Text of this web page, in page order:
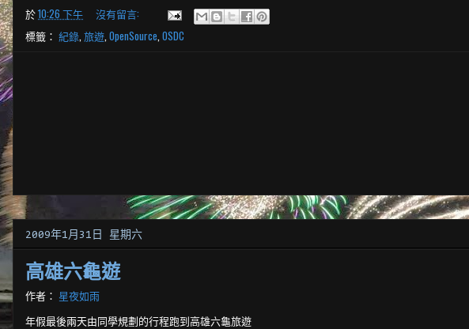
於10:26 下午
沒有留言:
標籤： 紀錄 旅遊 OpenSource OSDC
2009年1月31日 星期六
高雄六龜遊
作者： 星夜如雨
年假最後兩天由同學規劃的行程跑到高雄六龜旅遊